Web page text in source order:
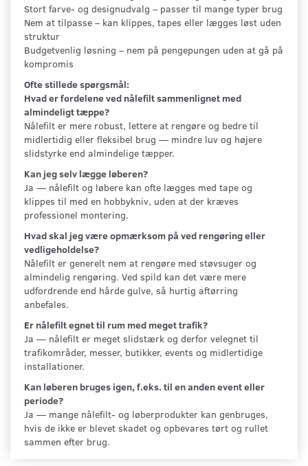
Stort farve- og designudvalg – passer til mange typer brug
Nem at tilpasse – kan klippes, tapes eller lægges løst uden
struktur
Budgetvenlig løsning – nem på pengepungen uden at gå på
kompromis
Ofte stillede spørgsmål:
Hvad er fordelene ved nålefilt sammenlignet med
almindeligt tæppe?
Nålefilt er mere robust, lettere at rengøre og bedre til
midlertidig eller fleksibel brug — mindre luv og højere
slidstyrke end almindelige tæpper.
Kan jeg selv lægge løberen?
Ja — nålefilt og løbere kan ofte lægges med tape og
klippes til med en hobbykniv, uden at der kræves
professionel montering.
Hvad skal jeg være opmærksom på ved rengøring eller
vedligeholdelse?
Nålefilt er generelt nem at rengøre med støvsuger og
almindelig rengøring. Ved spild kan det være mere
udfordrende end hårde gulve, så hurtig aftørring
anbefales.
Er nålefilt egnet til rum med meget trafik?
Ja — nålefilt er meget slidstærk og derfor velegnet til
trafikområder, messer, butikker, events og midlertidige
installationer.
Kan løberen bruges igen, f.eks. til en anden event eller
periode?
Ja — mange nålefilt- og løberprodukter kan genbruges,
hvis de ikke er blevet skadet og opbevares tørt og rullet
sammen efter brug.